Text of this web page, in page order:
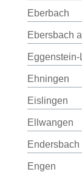
Eberbach
Ebersbach
Ehningen
Eislingen
Ellwangen
Endersbach
Engen